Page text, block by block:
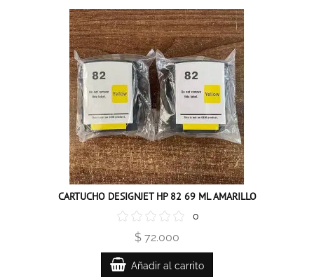
CARTUCHO DESIGNJET HP 82 69 ML AMARILLO
0
$ 72.000
Añadir al carrito